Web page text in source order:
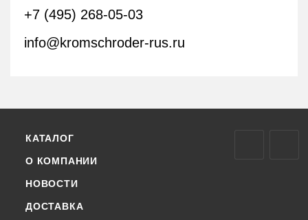
+7 (495) 268-05-03
info@kromschroder-rus.ru
КАТАЛОГ
О КОМПАНИИ
НОВОСТИ
ДОСТАВКА